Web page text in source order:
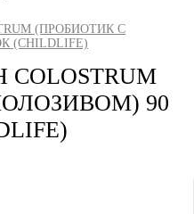
(ПРОБИОТИК С
(CHILDLIFE)
COLOSTRUM
90